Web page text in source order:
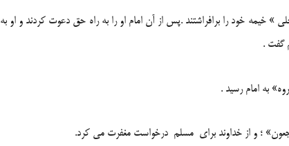
خیمه خود را برافراشتند .پس از آن امام او را به راه حق دعوت کردند و او به
گفت .
به امام رسید .
؛ و از خداوند برای مسلم درخواست مغفرت می کرد.